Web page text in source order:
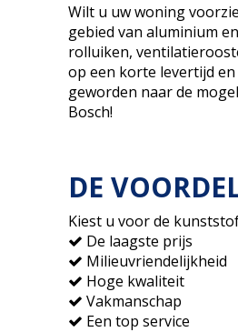
Wilt u uw woning
gebied van aluminium
rolluiken,
op een korte levertijd
geworden naar de
Bosch!
DE
Kiest u voor de
De laagste prijs
Milieuvriendelijkheid
Hoge kwaliteit
Vakmanschap
Een top service